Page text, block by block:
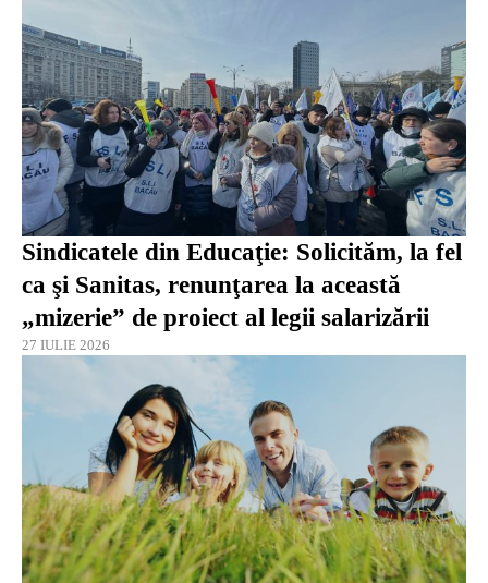
Sindicatele din Educaţie: Solicităm, la fel
ca şi Sanitas, renunţarea la această
„mizerie” de proiect al legii salarizării
27 IULIE 2026